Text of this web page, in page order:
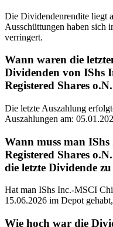
Die Dividendenrendite liegt
Ausschüttungen haben sich
verringert.
Wann waren die
Dividenden von IShs
Registered Shares
Die letzte Auszahlung
Auszahlungen am:
Wann muss man
Registered Shares
die letzte Dividende
Hat man IShs Inc.-MSCI
15.06.2026 im Depot
Wie hoch war die